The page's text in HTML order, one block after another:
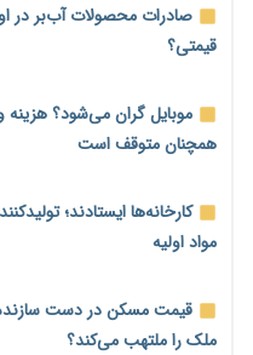
صادرات محصولات آب‌بر در
قیمتی؟
همچنان متوقف است
کارخانه‌ها ایستادند؛
مواد اولیه
قیمت مسکن در دست
ملک را ملتهب می‌کند؟